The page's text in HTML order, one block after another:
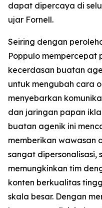
dapat dipercaya di
ujar Fornell.
Seiring dengan
Poppulo
kecerdasan buatan
untuk mengubah cara
menyebarkan
dan jaringan papan
buatan agenik ini
memberikan wawasan
sangat dipersonalisasi,
memungkinkan tim
konten berkualitas
skala besar. Dengan